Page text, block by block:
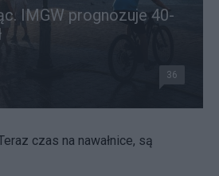
IMGW prognozuje 40-
36
czas na nawałnice, są